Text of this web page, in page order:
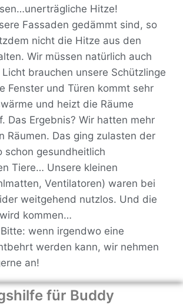
Hitze!
Fassaden gedämmt sind, so
nicht die Hitze aus den
Wir müssen natürlich auch
brauchen unsere Schützlinge
Fenster und Türen kommt sehr
und heizt die Räume
Das Ergebnis? Wir hatten mehr
Räumen. Das ging zulasten der
schon gesundheitlich
Tiere… Unsere kleinen
Ventilatoren) waren bei
weitgehend nutzlos. Und die
kommen…
wenn irgendwo eine
werden kann, wir nehmen
an!
für Buddy